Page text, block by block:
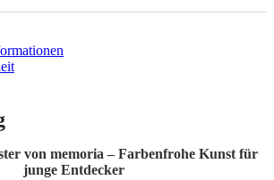
von memoria – Farbenfrohe Kunst für
junge Entdecker